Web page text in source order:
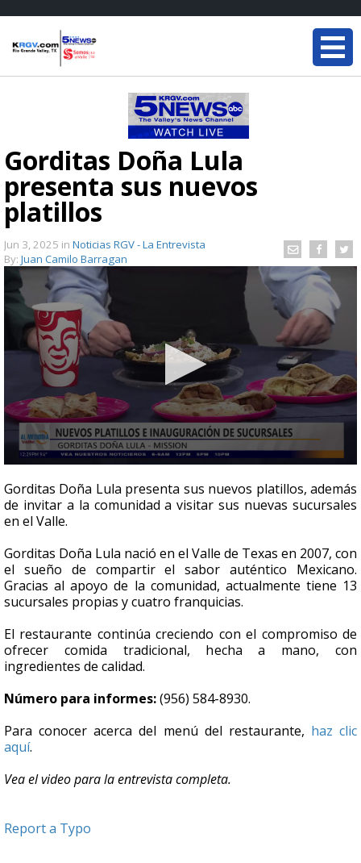
Gorditas Doña Lula
presenta sus nuevos
platillos
Jun 3, 2025 in Noticias RGV - La Entrevista
By: Juan Camilo Barragan
seconds
of
6
minutes,
seconds
Gorditas Doña Lula presenta sus nuevos platillos, además
de invitar a la comunidad a visitar sus nuevas sucursales
en el Valle.
Gorditas Doña Lula nació en el Valle de Texas en 2007, con
el sueño de compartir el sabor auténtico Mexicano.
Gracias al apoyo de la comunidad, actualmente tiene 13
sucursales propias y cuatro franquicias.
El restaurante continúa creciendo con el compromiso de
ofrecer comida tradicional, hecha a mano, con
ingredientes de calidad.
Número para informes:(956) 584-8930.
Para conocer acerca del menú del restaurante, haz clic
aquí.
Vea el video para la entrevista completa.
Report a Typo